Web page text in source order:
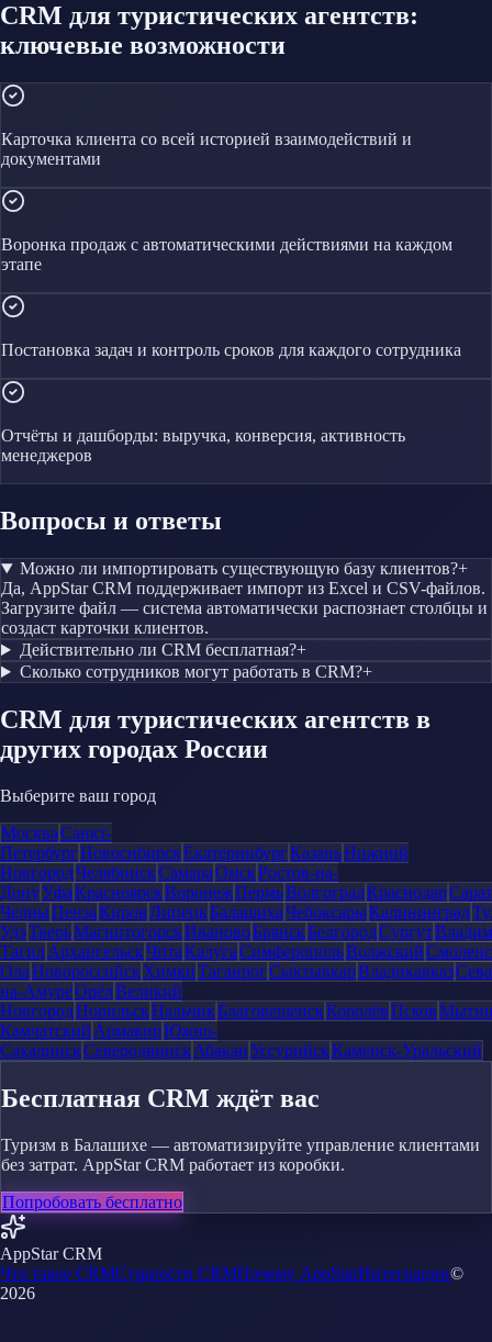
CRM для туристических агентств:
ключевые возможности
Карточка клиента со всей историей взаимодействий и
документами
Воронка продаж с автоматическими действиями на каждом
этапе
Постановка задач и контроль сроков для каждого сотрудника
Отчёты и дашборды: выручка, конверсия, активность
менеджеров
Вопросы и ответы
Можно ли импортировать существующую базу клиентов?+
Да, AppStar CRM поддерживает импорт из Excel и CSV-файлов.
Загрузите файл — система автоматически распознает столбцы и
создаст карточки клиентов.
Действительно ли CRM бесплатная?+
Сколько сотрудников могут работать в CRM?+
CRM для туристических агентств в
других городах России
Выберите ваш город
МоскваСанкт-
ПетербургНовосибирскЕкатеринбургКазаньНижний
НовгородЧелябинскСамараОмскРостов-на-
ДонуУфаКрасноярскВоронежПермьВолгоградКраснодар
ЧелныПензаКировЛипецкБалашихаЧебоксарыКалининград
УдэТверьМагнитогорскИвановоБрянскБелгородСургут
ТагилАрхангельскЧитаКалугаСимферопольВолжский
ОлаНовороссийскХимкиТаганрогСыктывкарВладикавказ
на-АмуреОрёлВеликий
НовгородНорильскНальчикБлаговещенскКоролёвПсков
Камчатский АрмавирЮжно-
СахалинскСеверодвинскАбаканУссурийскКаменск-Уральский
Бесплатная CRM ждёт вас
Туризм в Балашихе — автоматизируйте управление клиентами
без затрат. AppStar CRM работает из коробки.
Попробовать бесплатно
AppStar CRM
Что такое CRMСущности CRMПочему AppStarИнтеграции©
2026